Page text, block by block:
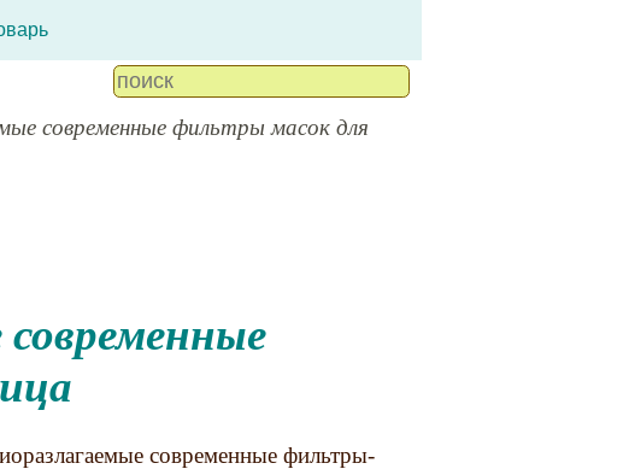
современные фильтры масок для
современные фильтры-